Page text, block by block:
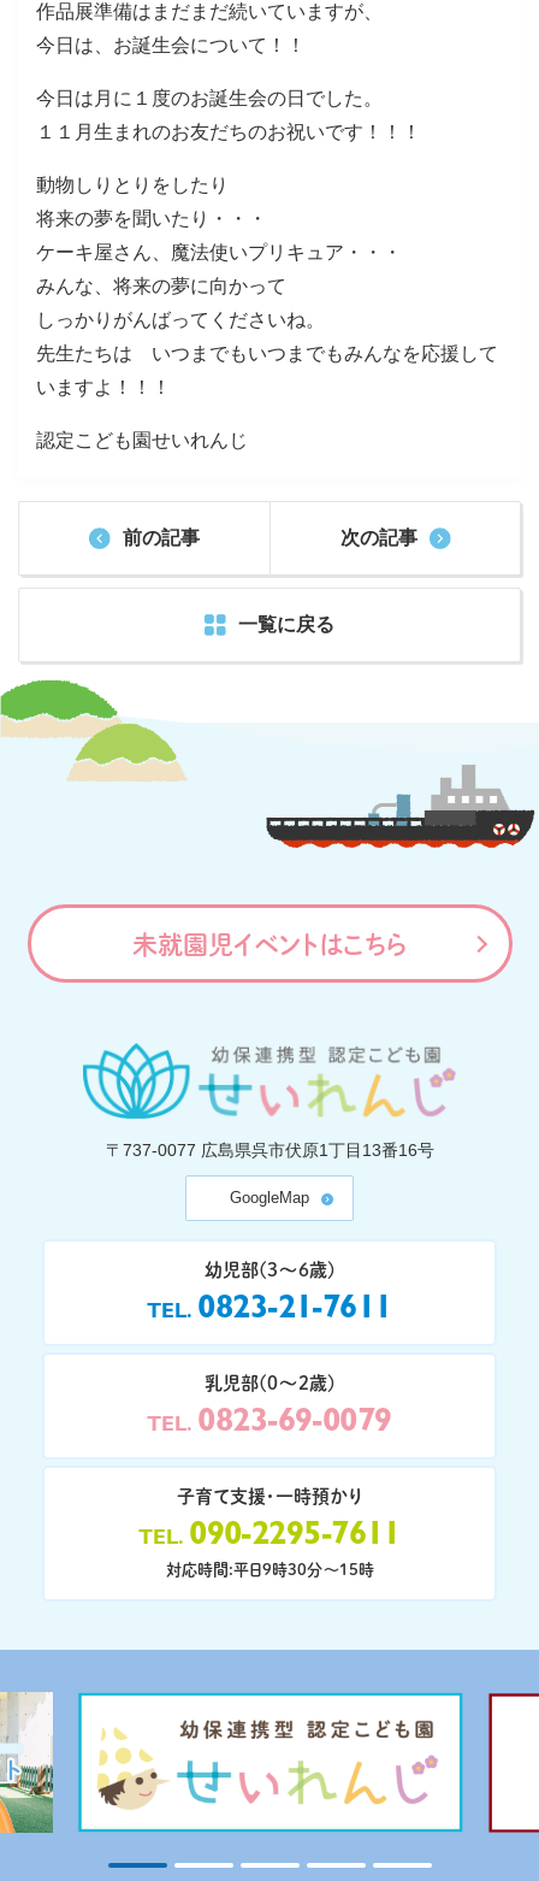
作品展準備はまだまだ続いていますが、
今日は、お誕生会について！！
今日は月に１度のお誕生会の日でした。
１１月生まれのお友だちのお祝いです！！！
動物しりとりをしたり
将来の夢を聞いたり・・・
ケーキ屋さん、魔法使いプリキュア・・・
みんな、将来の夢に向かって
しっかりがんばってくださいね。
先生たちは いつまでもいつまでもみんなを応援して
いますよ！！！
認定こども園せいれんじ
前の記事
一覧に戻る
次の記事
未就園児イベントはこちら
〒737-0077 広島県呉市伏原1丁目13番16号
GoogleMap
幼児部(3〜6歳)
TEL 0823-21-7611
乳児部(0〜2歳)
TEL 0823-69-0079
子育て支援・一時預かり
TEL 090-2295-7611
対応時間:平日9時30分〜15時